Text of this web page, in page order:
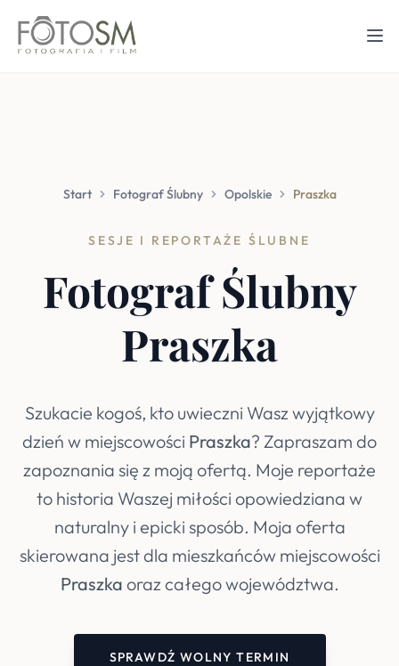
Start Fotograf Ślubny Opolskie Praszka
SESJE I REPORTAŻE ŚLUBNE
Fotograf Ślubny
Praszka
Szukacie kogoś, kto uwieczni Wasz wyjątkowy
dzień w miejscowości Praszka? Zapraszam do
zapoznania się z moją ofertą. Moje reportaże
to historia Waszej miłości opowiedziana w
naturalny i epicki sposób. Moja oferta
skierowana jest dla mieszkańców miejscowości
Praszka oraz całego województwa.
SPRAWDŹ WOLNY TERMIN